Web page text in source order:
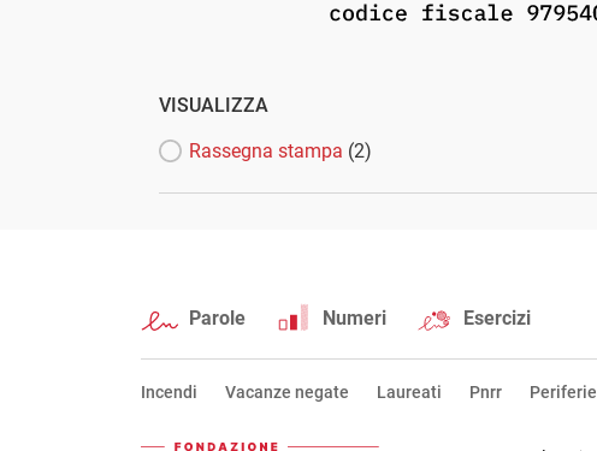
VISUALIZZA
Rassegna stampa (2)
Parole Numeri Esercizi
Incendi Vacanze negate Laureati Pnrr Periferie